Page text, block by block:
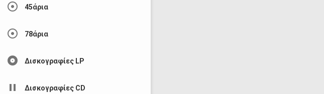
adjust 45άρια
adjust 78άρια
album Δισκογραφίες LP
pause Δισκογραφίες CD